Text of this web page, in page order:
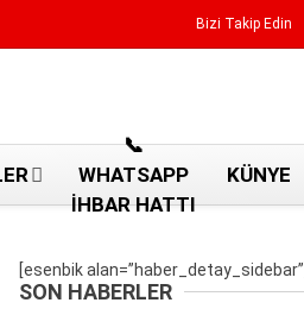
Bizi Takip Edin
📞
WHATSAPP
İHBAR HATTI
KÜNYE
[esenbik alan=”haber_detay_sidebar”]
SON HABERLER